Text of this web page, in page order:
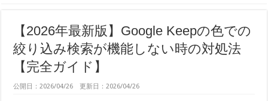
【2026年最新版】Google Keepの色での
絞り込み検索が機能しない時の対処法
【完全ガイド】
公開日：2026/04/26 更新日：2026/04/26